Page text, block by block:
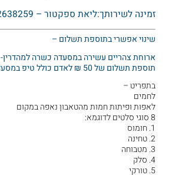
זמינה לשירותך:ליאת ספקטור – 052-2638259
שינוי אפשרי בתוספת תשלום –
ארוחת צהריים עשירה במסעדה כשרה למהדרין-
תוספת תשלום של 50 ₪ לאדם כולל טיפ במסעדה.
בתפריט –
לחמים
לאפות ופיתות חמות מהטאבון נאפה במקום
8 סוגי סלטים לדוגמא:
1. חומוס
2. טחינה
3. מטבוחה
4. סלק
5. טורקי